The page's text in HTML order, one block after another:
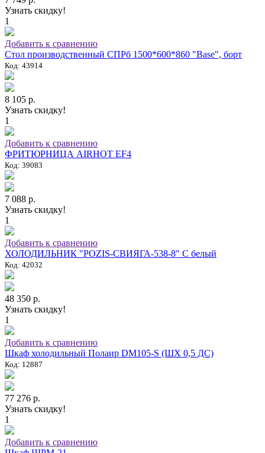
Узнать скидку!
1
Добавить к сравнению
Стол производственный СПРб 1500*600*860 "Base", борт
Код: 43914
8 105 р.
Узнать скидку!
1
Добавить к сравнению
ФРИТЮРНИЦА AIRHOT EF4
Код: 39083
7 088 р.
Узнать скидку!
1
Добавить к сравнению
ХОЛОДИЛЬНИК "POZIS-СВИЯГА-538-8" C белый
Код: 42032
48 350 р.
Узнать скидку!
1
Добавить к сравнению
Шкаф холодильный Полаир DM105-S (ШХ 0,5 ДС)
Код: 12887
77 276 р.
Узнать скидку!
1
Добавить к сравнению